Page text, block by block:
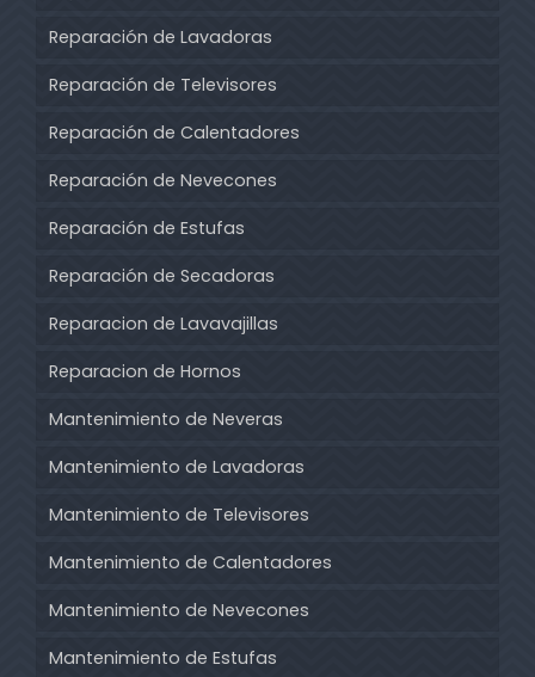
Reparación de Lavadoras
Reparación de Televisores
Reparación de Calentadores
Reparación de Nevecones
Reparación de Estufas
Reparación de Secadoras
Reparacion de Lavavajillas
Reparacion de Hornos
Mantenimiento de Neveras
Mantenimiento de Lavadoras
Mantenimiento de Televisores
Mantenimiento de Calentadores
Mantenimiento de Nevecones
Mantenimiento de Estufas